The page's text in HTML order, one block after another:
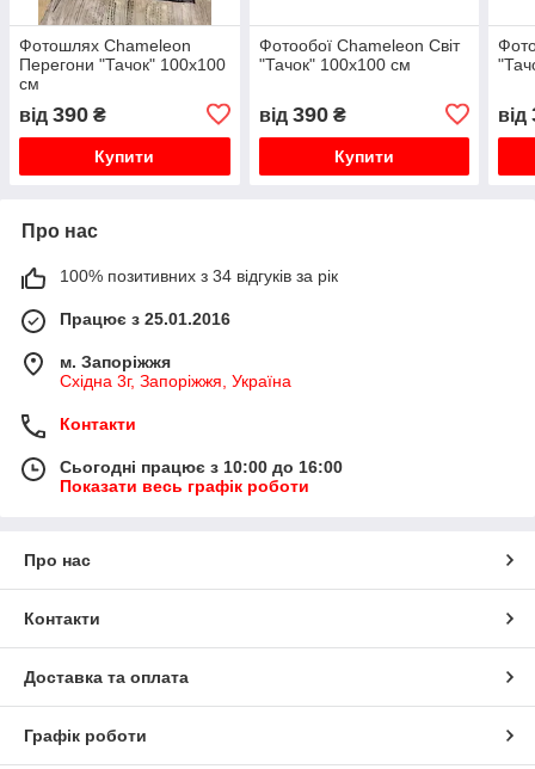
Фотошлях Chameleon
Перегони "Тачок" 100х100
см
від 390 ₴
Купити
Фотообої Chameleon Світ
"Тачок" 100х100 см
від 390₴
Купити
від
Про нас
100% позитивних з 34 відгуків за рік
Працює з 25.01.2016
м. Запоріжжя
Східна 3г, Запоріжжя, Україна
Контакти
Сьогодні працює з 10:00 до 16:00
Показати весь графік роботи
Про нас
Контакти
Доставка та оплата
Графік роботи